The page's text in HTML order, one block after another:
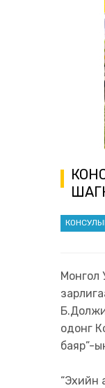
Монгол
одонг
баяр”-
“Эхийн